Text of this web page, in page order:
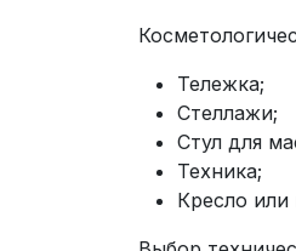
Тележка;
Стеллажи;
Стул для
Техника;
Кресло или